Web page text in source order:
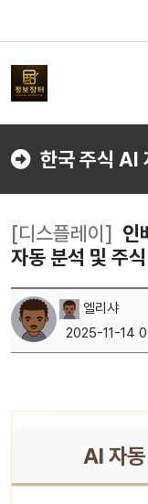
한국 주식 AI
[디스플레이] 인
자동 분석 및 주
엘리샤
2025-11-14
AI 자